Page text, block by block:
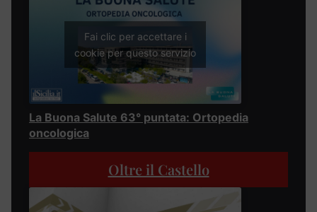
Fai clic per accettare i
cookie per questo servizio
La Buona Salute 63° puntata: Ortopedia
oncologica
Oltre il Castello